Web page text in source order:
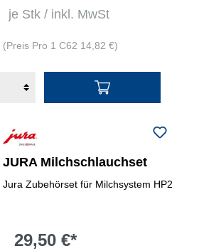
je Stk / inkl. MwSt
(Preis Pro 1 C62 14,82 €)
JURA Milchschlauchset
Jura Zubehörset für Milchsystem HP2
29,50 €*